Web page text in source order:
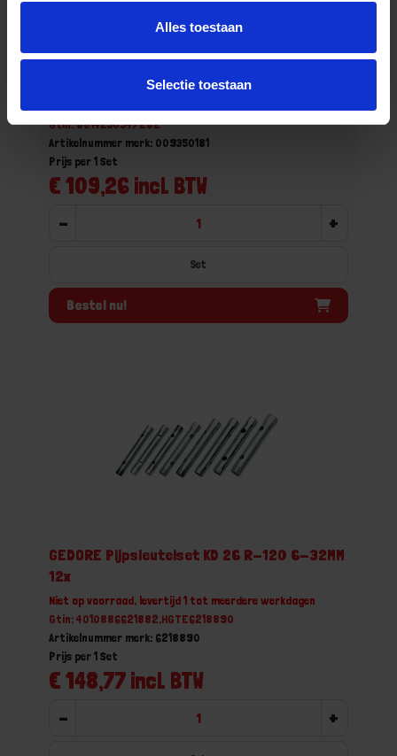
Alles toestaan
Selectie toestaan
BETA Pijpsleutelset zeskant licht 8x 935/S8
Gtin: 8014230547282
Artikelnummer merk: 009350181
€ 109,26 incl. BTW
Prijs per 1 Set
- +
Set
Bestel nu!
GEDORE Pijpsleutelset KD 26 R-120 6-32MM
12x
Niet op voorraad, levertijd 1 tot meerdere werkdagen
Gtin: 4010886621882,HGTE6218890
Artikelnummer merk: 6218890
€ 148,77 incl. BTW
Prijs per 1 Set
- +